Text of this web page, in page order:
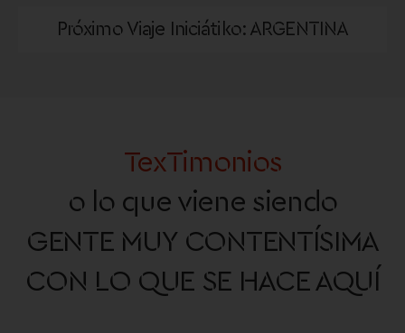
Próximo Viaje Iniciátiko: ARGENTINA
TexTimonios
o lo que viene siendo
GENTE MUY CONTENTÍSIMA
CON LO QUE SE HACE AQUÍ